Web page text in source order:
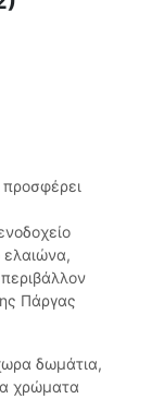
ελαιώνα,
Πάργας
δωμάτια,
χρώματα